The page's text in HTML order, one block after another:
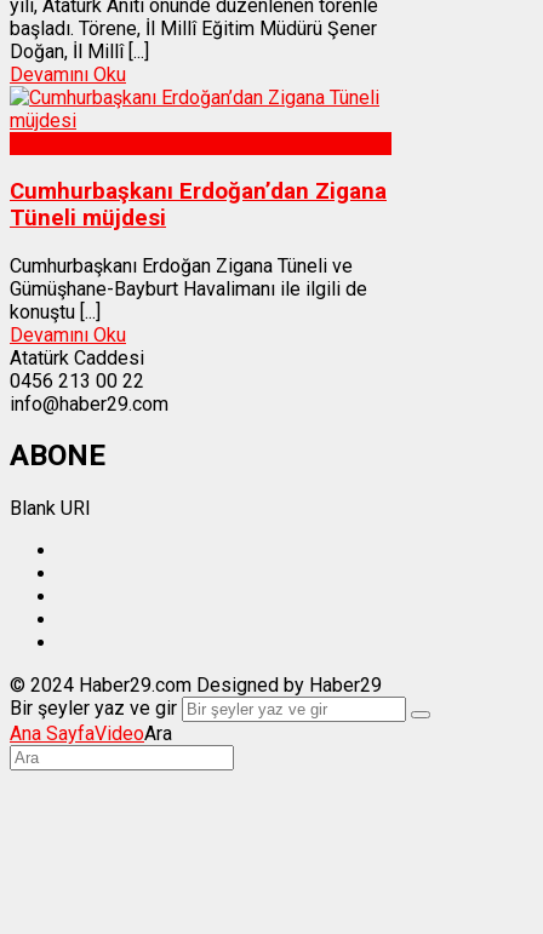
yılı, Atatürk Anıtı önünde düzenlenen törenle
başladı. Törene, İl Millî Eğitim Müdürü Şener
Doğan, İl Millî [...]
Devamını Oku
Cumhurbaşkanı Erdoğan’dan Zigana
Tüneli müjdesi
Cumhurbaşkanı Erdoğan Zigana Tüneli ve
Gümüşhane-Bayburt Havalimanı ile ilgili de
konuştu [...]
Devamını Oku
Atatürk Caddesi
0456 213 00 22
info@haber29.com
ABONE
Blank URI
© 2024 Haber29.com Designed by Haber29
Bir şeyler yaz ve gir
Ana SayfaVideoAra